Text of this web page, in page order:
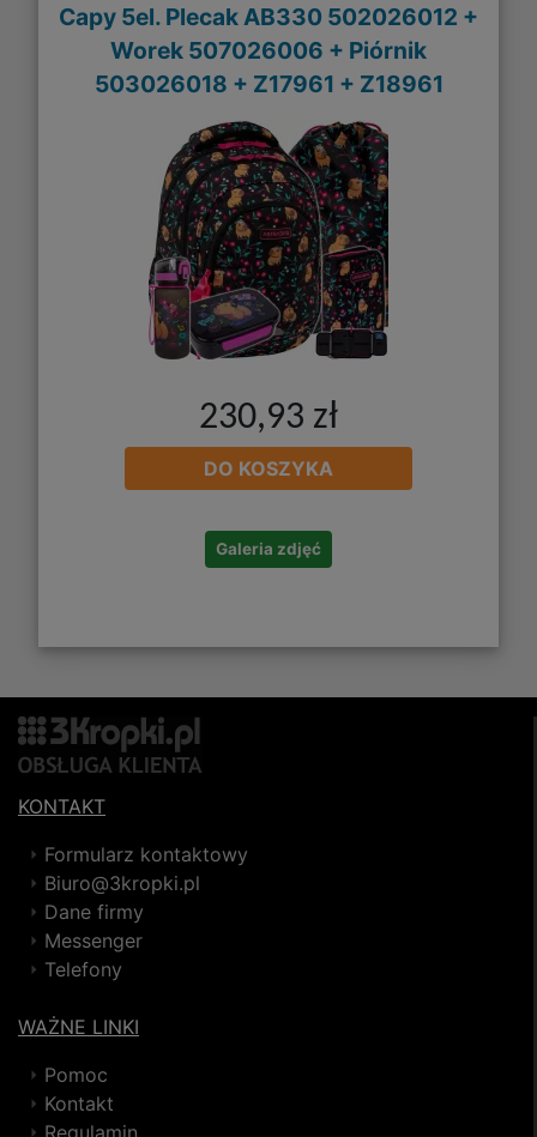
Capy 5el. Plecak AB330 502026012 +
Worek 507026006 + Piórnik
503026018 + Z17961 + Z18961
230,93 zł
DO KOSZYKA
Galeria zdjęć
KONTAKT
Formularz kontaktowy
Biuro@3kropki.pl
Dane firmy
Messenger
Telefony
WAŻNE LINKI
Pomoc
Kontakt
Regulamin